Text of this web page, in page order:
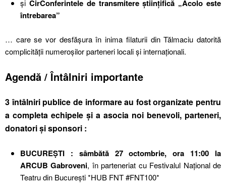
și CirConferintele de transmitere științifică „Acolo este
întrebarea”
… care se vor desfășura în inima filaturii din Tălmaciu datorită
complicității numeroșilor parteneri locali și internaționali.
Agendă / Întâlniri importante
3 întâlniri publice de informare au fost organizate pentru
a completa echipele și a asocia noi benevoli, parteneri,
donatori și sponsori :
BUCUREṢTI : sâmbătă 27 octombrie, ora 11:00 la
ARCUB Gabroveni, în parteneriat cu Festivalul Național de
Teatru din București *HUB FNT #FNT100*